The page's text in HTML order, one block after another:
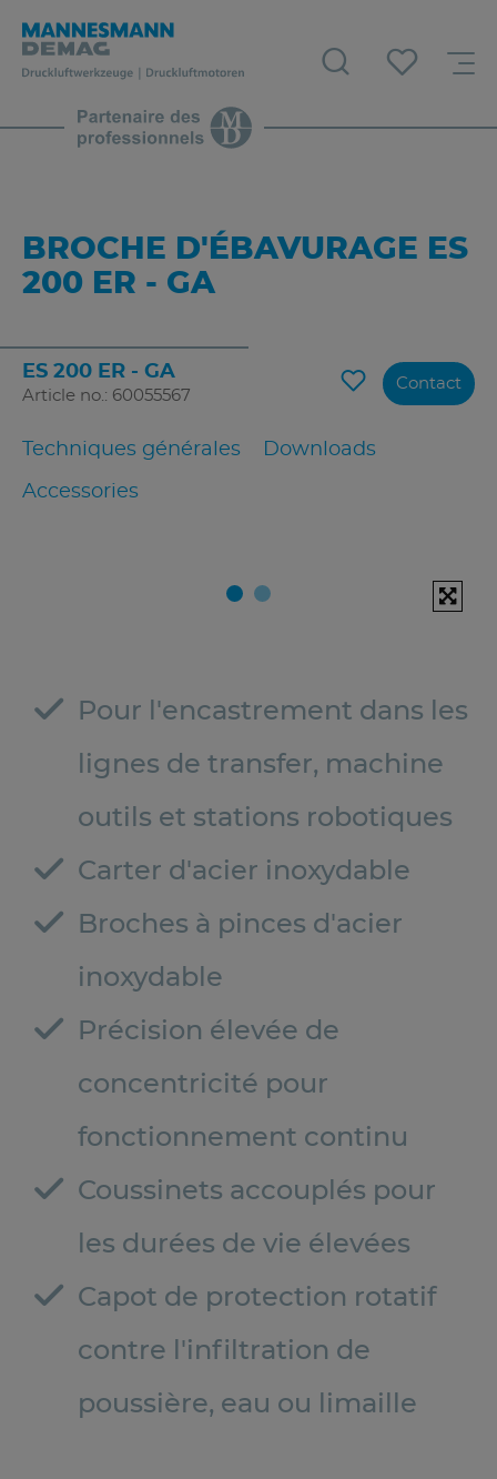
BROCHE D'ÉBAVURAGE ES
200 ER - GA
ES 200 ER - GA
Article no.: 60055567
Techniques générales Downloads
Accessories
Contact
Pour l'encastrement dans les
lignes de transfer, machine
outils et stations robotiques
Carter d'acier inoxydable
Broches à pinces d'acier
inoxydable
Précision élevée de
concentricité pour
fonctionnement continu
Coussinets accouplés pour
les durées de vie élevées
Capot de protection rotatif
contre l'infiltration de
poussière, eau ou limaille